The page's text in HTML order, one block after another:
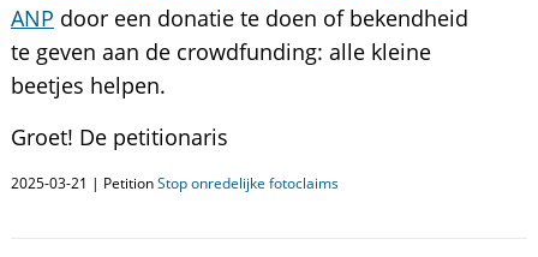
ANP door een donatie te doen of bekendheid
te geven aan de crowdfunding: alle kleine
beetjes helpen.
Groet! De petitionaris
2025-03-21 | PetitionStop onredelijke fotoclaims